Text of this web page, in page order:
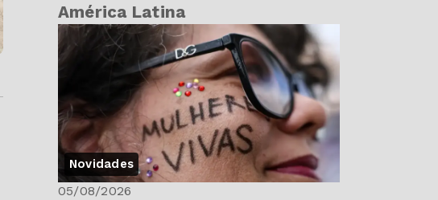
América Latina
Novidades
05/08/2026